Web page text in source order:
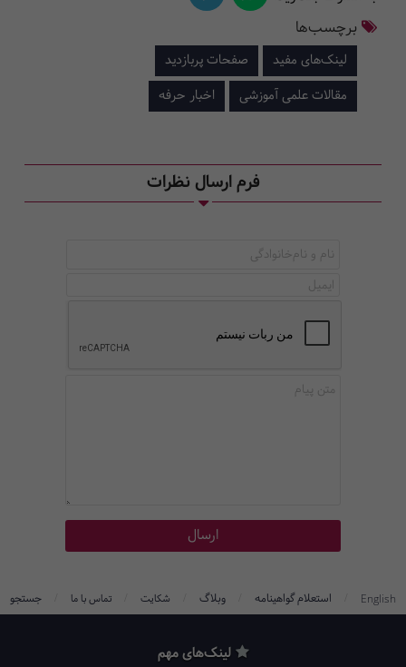
برچسب‌ها
لینک‌های مفید
صفحات پربازدید
مقالات علمی آموزشی
اخبار حرفه
فرم ارسال نظرات
English استعلام گواهینامه وبلاگ شکایت تماس با ما جستجو
لینک‌های مهم